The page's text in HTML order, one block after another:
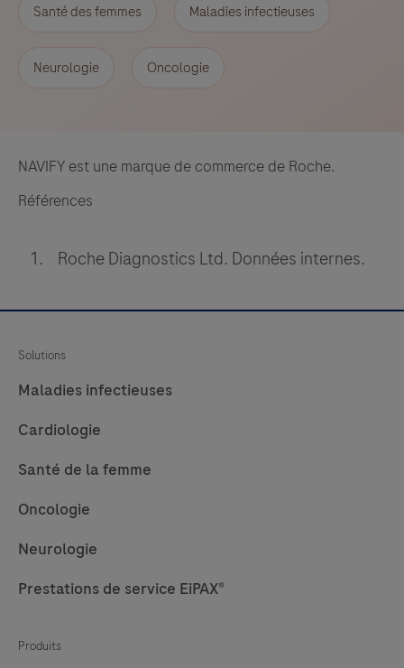
Santé des femmes Maladies infectieuses
Neurologie Oncologie
NAVIFY est une marque de commerce de Roche.
Références
Roche Diagnostics Ltd. Données internes.
Solutions
Maladies infectieuses
Cardiologie
Santé de la femme
Oncologie
Neurologie
Prestations de service EiPAX®
Produits